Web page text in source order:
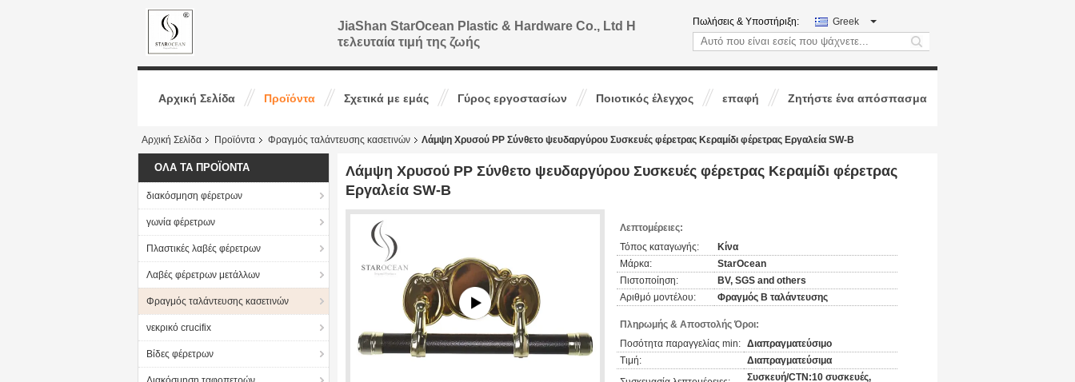
JiaShan StarOcean Plastic & Hardware Co., Ltd Η
τελευταία τιμή της ζωής
Πωλήσεις & Υποστήριξη: Greek
search
Αρχική Σελίδα Προϊόντα Σχετικά με εμάς Γύρος εργοστασίων Ποιοτικός έλεγχος επαφή Ζητήστε ένα απόσπασμα
Αρχική Σελίδα Προϊόντα Φραγμός ταλάντευσης κασετινών Λάμψη Χρυσού PP Σύνθετο ψευδαργύρου Συσκευές φέρετρας Κεραμίδι φέρετρας Εργαλεία SW-B
ΌΛΑ ΤΑ ΠΡΟΪΌΝΤΑ
διακόσμηση φέρετρων
γωνία φέρετρων
Πλαστικές λαβές φέρετρων
Λαβές φέρετρων μετάλλων
Φραγμός ταλάντευσης κασετινών
νεκρικό crucifix
Βίδες φέρετρων
Λάμψη Χρυσού PP Σύνθετο ψευδαργύρου Συσκευές φέρετρας Κεραμίδι φέρετρας
Εργαλεία SW-B
Λεπτομέρειες:
Τόπος καταγωγής:
Κίνα
Μάρκα:
StarOcean
Πιστοποίηση:
BV, SGS and others
Αριθμό μοντέλου:
Φραγμός Β ταλάντευσης
Πληρωμής & Αποστολής Όροι:
Ποσότητα παραγγελίας min: Διαπραγματεύσιμο
Τιμή:
Διαπραγματεύσιμα
Συσκευή/CTN:10 συσκευές,